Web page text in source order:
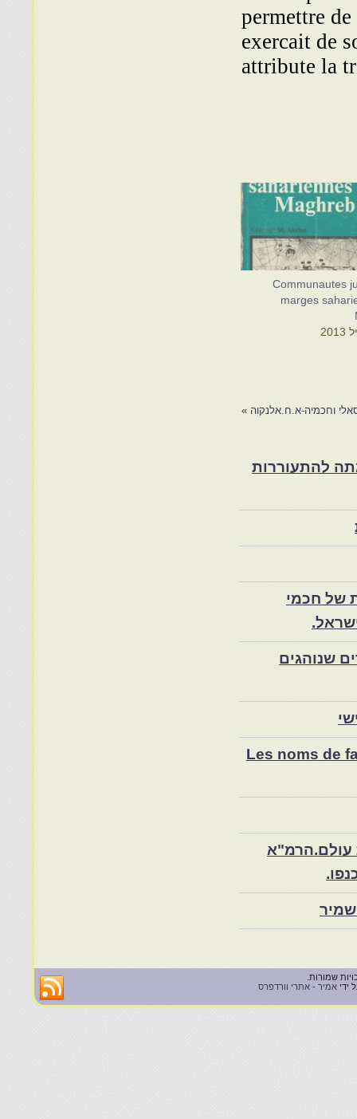
permettre
exercait de
attribute la
Communautes
marges
וחכמיה-א.ח.אלנקוה »
במרוקו בסוף המאה ה־19 ותרומתה להתעוררות
של חכמי
שנוהגים
Les noms de
עולם.הרמ"א
ידי אמיר - אתרי וורדפרס